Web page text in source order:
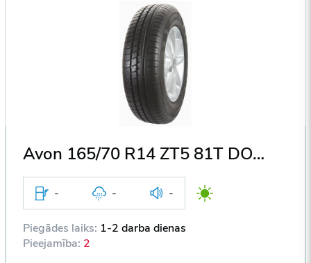
Avon 165/70 R14 ZT5 81T DOT2012
- - -
Piegādes laiks: 1-2 darba dienas
Pieejamība: 2